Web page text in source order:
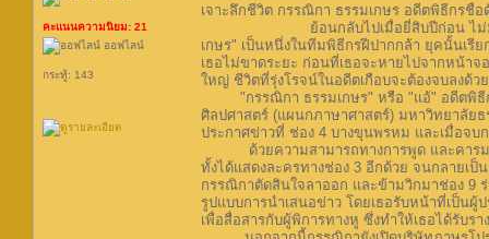
คะแนนความนิยม: 21
ออฟไลน์
กระทู้: 143
เจาะลึกชีวิต กรรณิกา ธรรมเกษร อดีตพิธีกรชื่อ
ย้อนกลับไปเมื่อยี่สิบปีก่อน ไม่มีใครไม่รู้
เกษร" เป็นหนึ่งในทีมพิธีกรฝีปากกล้า ยุคนั้นเรี
เธอไม่ขาดระยะ ก่อนที่เธอจะหายไปจากหน้า
ใหญ่ ชีวิตที่รุ่งโรจน์ในอดีตเกือบจะต้องจบลงด้
"กรรณิกา ธรรมเกษร" หรือ "แอ้" อดีตพิธีก
ศิลปศาสตร์ (แผนกภาษาศาสตร์) มหาวิทยาลัย
ประกาศข่าวที่ ช่อง 4 บางขุนพรหม และเมื่อจบ
ด้วยความสามารถทางการพูด และคารมที่ไ
ทั้งได้แสดงละครทางช่อง 3 อีกด้วย จนกลายเ
กรรณิกาตัดสินใจลาออก และข้ามวิกมาช่อง 9
รูปแบบการนำเสนอข่าว โดยเธอรับหน้าที่เป็น
เพื่อสื่อสารกับผู้พิการทางหู ซึ่งทำให้เธอได้รับ